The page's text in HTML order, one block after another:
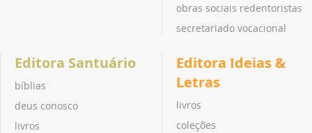
obras sociais redentoristas
secretariado vocacional
Editora Santuário
bíblias
deus conosco
livros
Editora Ideias &
Letras
livros
coleções